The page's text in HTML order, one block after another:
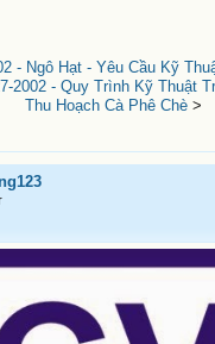
- Ngô Hạt - Yêu Cầu Kỹ
2002 - Quy Trình Kỹ Thuật
Thu Hoạch Cà Phê Chè>